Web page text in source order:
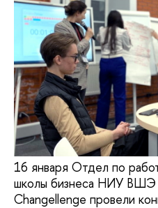
16 января Отдел по
школы бизнеса НИУ
Changellenge провели